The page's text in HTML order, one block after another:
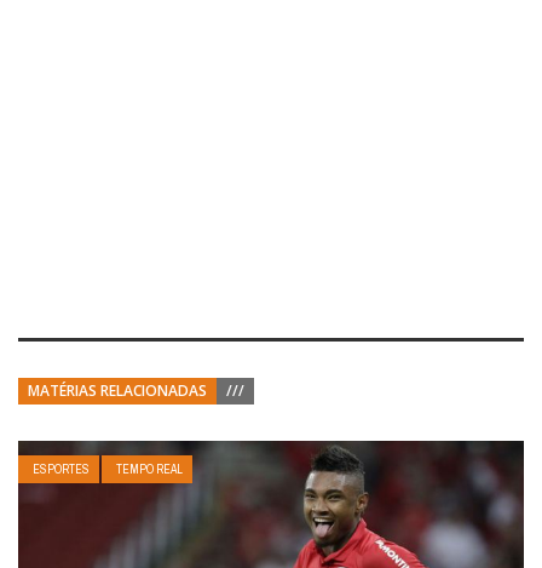
MATÉRIAS RELACIONADAS ///
ESPORTES TEMPO REAL